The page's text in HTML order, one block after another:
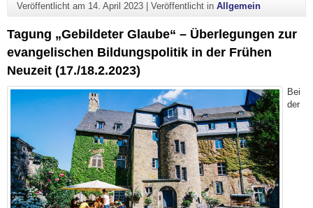
Veröffentlicht am 14. April 2023| Veröffentlicht in Allgemein
Tagung „Gebildeter Glaube“ – Überlegungen zur
evangelischen Bildungspolitik in der Frühen
Neuzeit (17./18.2.2023)
Bei
der